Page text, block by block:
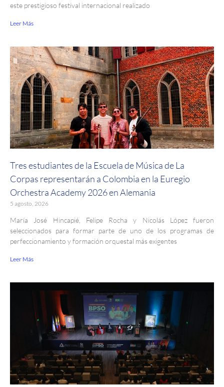
este prestigioso festival internacional realizado
Leer Más
Tres estudiantes de la Escuela de Música de La
Corpas representarán a Colombia en la Euregio
Orchestra Academy 2026 en Alemania
5 agosto, 2026
María José Hincapié, Felipe Rocha y Nicolás López fueron
seleccionados para formar parte de uno de los programas de
perfeccionamiento y formación orquestal más exigentes
Leer Más